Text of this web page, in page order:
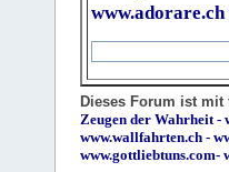
www.adorare.ch
Dieses Forum ist
Zeugen der Wahrheit-
www.wallfahrten.ch -
www.gottliebtuns.com-